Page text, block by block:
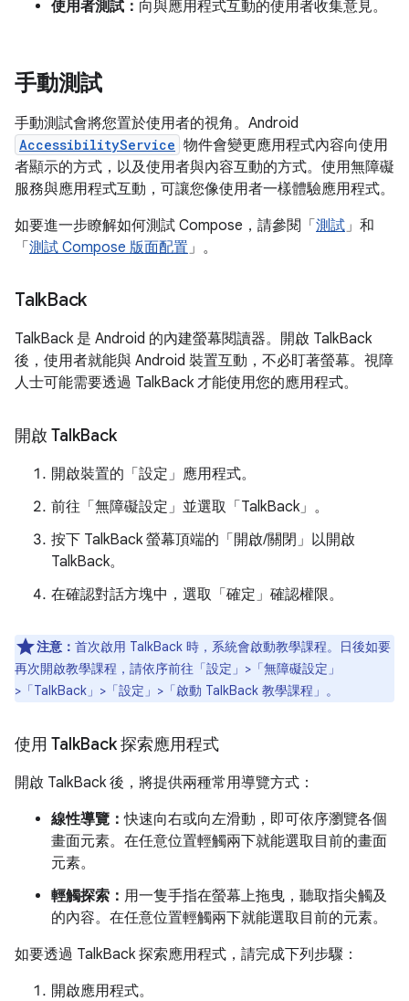
使用者測試： 向與應用程式互動的使用者收集意見。
手動測試
手動測試會將您置於使用者的視角。Android
AccessibilityService 物件會變更應用程式內容向使用
者顯示的方式，以及使用者與內容互動的方式。使用無障礙
服務與應用程式互動，可讓您像使用者一樣體驗應用程式。
如要進一步瞭解如何測試 Compose，請參閱「 測試」和
「 測試 Compose 版面配置」。
TalkBack
TalkBack 是 Android 的內建螢幕閱讀器。開啟 TalkBack
後，使用者就能與 Android 裝置互動，不必盯著螢幕。視障
人士可能需要透過 TalkBack 才能使用您的應用程式。
開啟 TalkBack
開啟裝置的「設定」應用程式。
前往「無障礙設定」 並選取「TalkBack」 。
按下 TalkBack 螢幕頂端的「開啟/關閉」 以開啟
TalkBack。
在確認對話方塊中，選取「確定」 確認權限。
注意： 首次啟用 TalkBack 時，系統會啟動教學課程。日後如要
再次開啟教學課程，請依序前往「設定」>「無障礙設定」
>「TalkBack」>「設定」>「啟動 TalkBack 教學課程」 。
使用 TalkBack 探索應用程式
開啟 TalkBack 後，將提供兩種常用導覽方式：
線性導覽：快速向右或向左滑動，即可依序瀏覽各個
畫面元素。在任意位置輕觸兩下就能選取目前的畫面
元素。
輕觸探索： 用一隻手指在螢幕上拖曳，聽取指尖觸及
的內容。在任意位置輕觸兩下就能選取目前的元素。
如要透過 TalkBack 探索應用程式，請完成下列步驟：
開啟應用程式。